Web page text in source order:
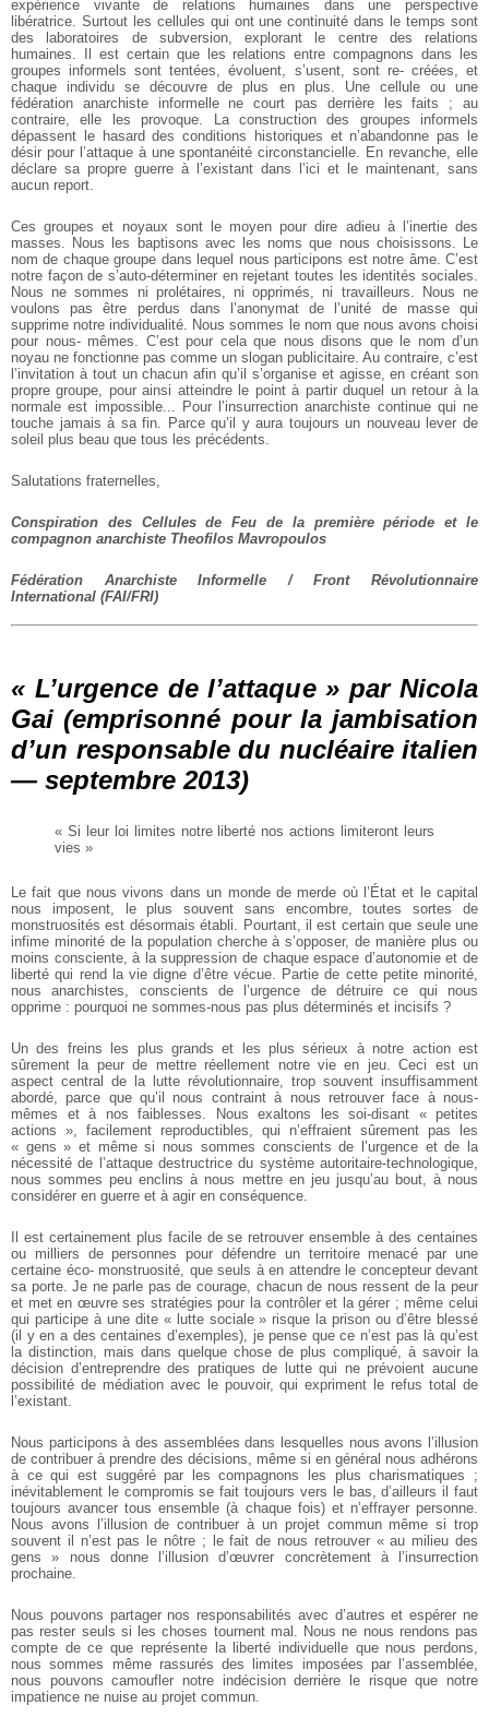
expérience vivante de relations humaines dans une perspective
libératrice. Surtout les cellules qui ont une continuité dans le temps sont
des laboratoires desubversion, explorant le centre des relations
humaines. Il est certain que les relations entre compagnons dans les
groupes informels sont tentées, évoluent, s’usent, sont re-créées, et
chaque individu se découvre de plus en plus. Une cellule ou une
fédération anarchiste informelle ne court pas derrière les faits ; au
contraire, elle les provoque. Laconstruction des groupes informels
dépassent le hasard des conditions historiques etn’abandonne pas le
désir pour l’attaque à une spontanéité circonstancielle. En revanche, elle
déclare sa propre guerre à l’existant dans l’ici et le maintenant, sans
aucun report.
Ces groupes et noyaux sont le moyen pour dire adieu à l’inertie des
masses. Nous les baptisons avec les noms que nous choisissons. Le
nom de chaque groupe dans lequel nous participons est notre âme. C’est
notre façon de s’auto-déterminer enrejetant toutes les identités sociales.
Nous ne sommes ni prolétaires, ni opprimés, ni travailleurs. Nous ne
voulons pas être perdus dans l’anonymat de l’unité de masse qui
supprime notre individualité. Nous sommes le nom que nous avons choisi
pour nous-mêmes. C’est pour cela que nous disons que le nom d’un
noyau ne fonctionne pas comme un slogan publicitaire. Au contraire, c’est
l’invitation à tout un chacun afin qu’il s’organise et agisse, en créant son
propre groupe, pour ainsi atteindre le point àpartir duquel un retour à la
normale est impossible... Pour l’insurrection anarchiste continue qui ne
touche jamais à sa fin. Parce qu’il y aura toujours un nouveau lever de
soleil plus beau que tous les précédents.
Salutations fraternelles,
Conspiration des Cellules de Feu de la première période et le
compagnon anarchiste Theofilos Mavropoulos
Fédération Anarchiste Informelle / Front Révolutionnaire
International (FAI/FRI)
« L’urgence de l’attaque » par Nicola
Gai (emprisonné pour la jambisation
d’un responsable du nucléaire italien
— septembre 2013)
« Si leur loi limites notre liberté nos actions limiteront leurs
vies »
Le fait que nous vivons dans un monde de merde où l’État et le capital
nous imposent, le plus souvent sans encombre, toutes sortes de
monstruosités est désormais établi. Pourtant, il est certain que seule une
infime minorité de la population cherche às’opposer, de manière plus ou
moins consciente, à la suppression de chaque espace d’autonomie et de
liberté qui rend la vie digne d’être vécue. Partie de cette petiteminorité,
nous anarchistes, conscients de l’urgence de détruire ce qui nous
opprime : pourquoi ne sommes-nous pas plus déterminés et incisifs ?
Un des freins les plus grands et les plus sérieux à notre action est
sûrement lapeur de mettre réellement notre vie en jeu. Ceci est un
aspect central de la lutte révolutionnaire, trop souvent insuffisamment
abordé, parce que qu’il nous contraint ànous retrouver face à nous-
mêmes et à nos faiblesses. Nous exaltons les soi-disant « petites
actions », facilement reproductibles, qui n’effraient sûrement pas les
« gens » et même si nous sommes conscients de l’urgence et de la
nécessité de l’attaquedestructrice du système autoritaire-technologique,
nous sommes peu enclins à nous mettre en jeu jusqu’au bout, à nous
considérer en guerre et à agir en conséquence.
Il est certainement plus facile de se retrouver ensemble à des centaines
ou milliers de personnes pour défendre un territoire menacé par une
certaine éco-monstruosité, que seuls à en attendre le concepteur devant
sa porte. Je ne parle pas de courage, chacun de nous ressent de la peur
et met en œuvre ses stratégies pour lacontrôler et la gérer ; même celui
qui participe à une dite « lutte sociale » risque laprison ou d’être blessé
(il y en a des centaines d’exemples), je pense que ce n’est pas là qu’est
la distinction, mais dans quelque chose de plus compliqué, à savoir la
décision d’entreprendre des pratiques de lutte qui ne prévoient aucune
possibilité demédiation avec le pouvoir, qui expriment le refus total de
l’existant.
Nous participons à des assemblées dans lesquelles nous avons l’illusion
de contribuer à prendre des décisions, même si en général nous adhérons
à ce qui estsuggéré par les compagnons les plus charismatiques ;
inévitablement le compromis se fait toujours vers le bas, d’ailleurs il faut
toujours avancer tous ensemble (à chaquefois) et n’effrayer personne.
Nous avons l’illusion de contribuer à un projet communmême si trop
souvent il n’est pas le nôtre ; le fait de nous retrouver « au milieu des
gens » nous donne l’illusion d’œuvrer concrètement à l’insurrection
prochaine.
Nous pouvons partager nos responsabilités avec d’autres et espérer ne
pas rester seuls si les choses tournent mal. Nous ne nous rendons pas
compte de ce que représente la liberté individuelle que nous perdons,
nous sommes même rassurés des limites imposées par l’assemblée,
nous pouvons camoufler notre indécision derrière le risque que notre
impatience ne nuise au projet commun.